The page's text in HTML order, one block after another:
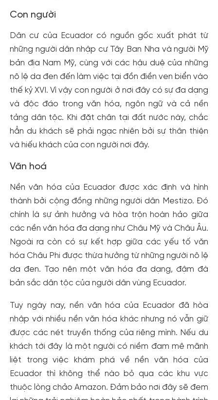
Con người
Dân cư của Ecuador có nguồn gốc xuất phát từ
những người dân nhập cư Tây Ban Nha và người Mỹ
bản địa Nam Mỹ, cùng với các hậu duệ của những
nô lệ da đen đến làm việc tại đồn điền ven biển vào
thế kỷ XVI. Vì vậy con người ở nơi đây có sự đa dạng
và độc đáo trong văn hóa, ngôn ngữ và cả nền
tảng dân tộc. Khi đặt chân tại đất nước này, chắc
hẳn du khách sẽ phải ngạc nhiên bởi sự thân thiện
và hiếu khách của con người nơi đây.
Văn hoá
Nền văn hóa của Ecuador được xác định và hình
thành bởi cộng đồng những người dân Mestizo. Đó
chính là sự ảnh hưởng và hòa trộn hoàn hảo giữa
các nền văn hóa đa dạng như Châu Mỹ và Châu Âu.
Ngoài ra còn có sự kết hợp giữa các yếu tố văn
hóa Châu Phi được thừa hưởng từ những người nô lệ
da đen. Tạo nên một văn hóa đa dạng, đậm đà
bản sắc dân tộc của người dân vùng Ecuador.
Tuy ngày nay, nền văn hóa của Ecuador đã hòa
nhập với nhiều nền văn hóa khác nhưng nó vẫn giữ
được các nét truyền thống của riêng mình. Nếu du
khách tới đây là một người có niềm đam mê mãnh
liệt trong việc khám phá về nền văn hóa của
Ecuador thì không thể nào bỏ qua các khu vực
thuộc lòng chảo Amazon. Đảm bảo nơi đây sẽ đem